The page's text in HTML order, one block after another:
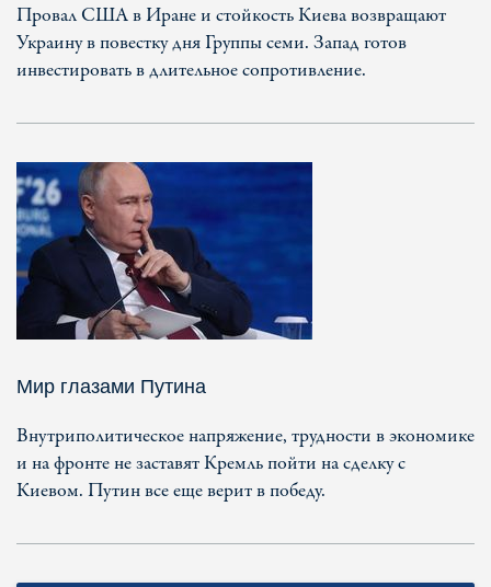
Провал США в Иране и стойкость Киева возвращают
Украину в повестку дня Группы семи. Запад готов
инвестировать в длительное сопротивление.
Мир глазами Путина
Внутриполитическое напряжение, трудности в экономике
и на фронте не заставят Кремль пойти на сделку с
Киевом. Путин все еще верит в победу.